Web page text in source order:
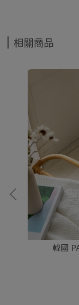
相關商品
韓國